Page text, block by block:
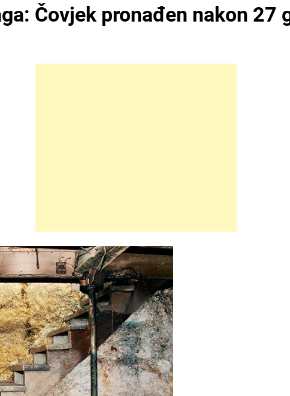
Čovjek pronađen nakon 27